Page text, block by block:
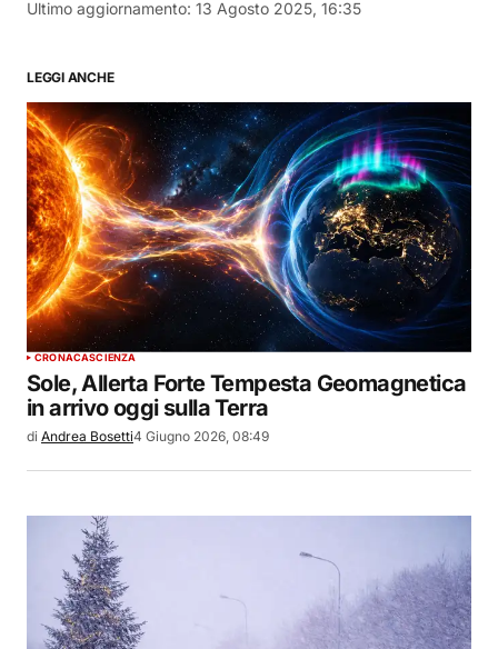
Ultimo aggiornamento: 13 Agosto 2025, 16:35
LEGGI ANCHE
CRONACASCIENZA
Sole, Allerta Forte Tempesta Geomagnetica
in arrivo oggi sulla Terra
di Andrea Bosetti4 Giugno 2026, 08:49